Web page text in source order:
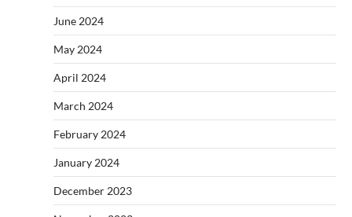
June 2024
May 2024
April 2024
March 2024
February 2024
January 2024
December 2023